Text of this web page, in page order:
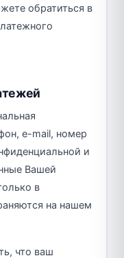
обратиться в
e-mail, номер
и
Вашей
в
на нашем
что ваш